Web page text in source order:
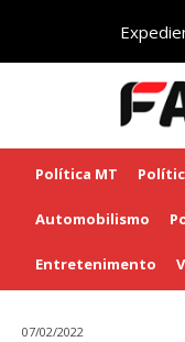
Política MT
Automobilismo
Entretenimento
07/02/2022